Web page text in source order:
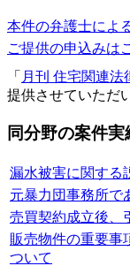
本件の弁護士によ
ご提供の申込みは
「 月刊 住宅関連法
提供させていただ
同分野の案件実
漏水被害に関する
元暴力団事務所で
売買契約成立後、
販売物件の重要事
ついて